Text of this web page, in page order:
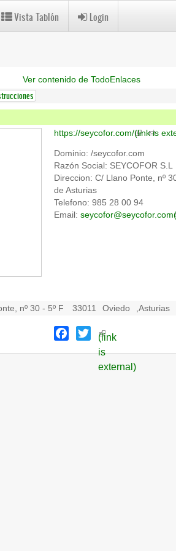
Vista Tablón Login
Ver contenido de TodoEnlaces
https://seycofor.com/(link is
Dominio: /seycofor.com
Razón Social: SEYCOFOR S.L
Direccion: C/ Llano Ponte, nº
de Asturias
Telefono: 985 28 00 94
Email: seycofor@seycofor.com
nº 30 - 5º F 33011 Oviedo ,Asturias
Facebook
Twitter
(link
is
external)